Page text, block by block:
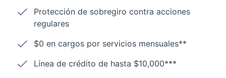
Protección de sobregiro contra acciones
regulares
$0 en cargos por servicios mensuales**
Línea de crédito de hasta $10,000***